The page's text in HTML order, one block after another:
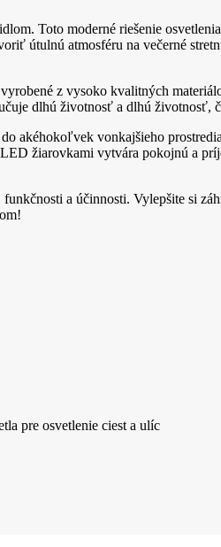
Toto moderné riešenie
útulnú atmosféru na večerné
z vysoko kvalitných
dlhú životnosť a dlhú životnosť,
akéhokoľvek vonkajšieho
žiarovkami vytvára pokojnú a
a účinnosti. Vylepšite si
pre osvetlenie ciest a ulíc